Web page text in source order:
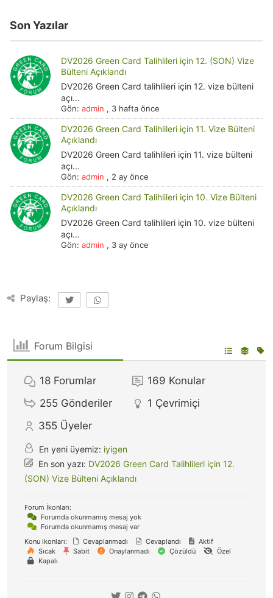
Son Yazılar
DV2026 Green Card Talihlileri için 12. (SON) Vize
Bülteni Açıklandı
DV2026 Green Card talihlileri için 12. vize bülteni
açı...
Gön: admin , 3 hafta önce
DV2026 Green Card Talihlileri için 11. Vize Bülteni
Açıklandı
DV2026 Green Card talihlileri için 11. vize bülteni
açı...
Gön: admin , 2 ay önce
DV2026 Green Card Talihlileri için 10. Vize Bülteni
Açıklandı
DV2026 Green Card talihlileri için 10. vize bülteni
açı...
Gön: admin , 3 ay önce
Paylaş:
Forum Bilgisi
18 Forumlar 169 Konular
255 Gönderiler 1 Çevrimiçi
355 Üyeler
En yeni üyemiz: iyigen
En son yazı: DV2026 Green Card Talihlileri için 12.
(SON) Vize Bülteni Açıklandı
Forum İkonları:
Forumda okunmamış mesaj yok
Forumda okunmamış mesaj var
Konu ikonları:
Cevaplanmadı Cevaplandı
Aktif
Sıcak
Sabit Onaylanmadı Çözüldü
Özel
Kapalı